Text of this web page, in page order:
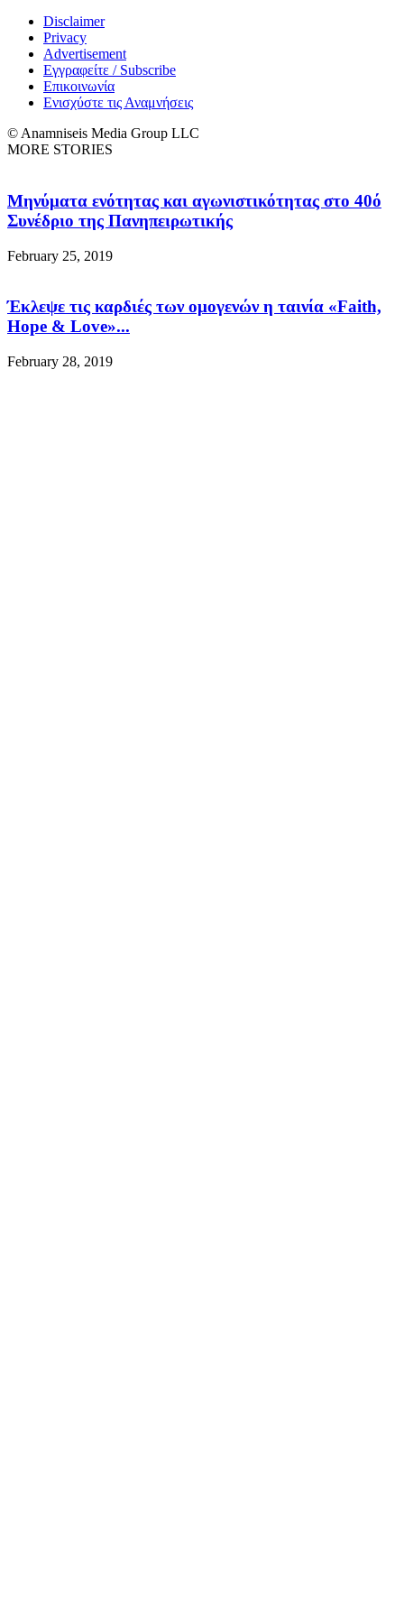
Disclaimer
Privacy
Advertisement
Εγγραφείτε / Subscribe
Επικοινωνία
Ενισχύστε τις Αναμνήσεις
© Anamniseis Media Group LLC
MORE STORIES
Μηνύματα ενότητας και αγωνιστικότητας στο 40ό
Συνέδριο της Πανηπειρωτικής
February 25, 2019
Έκλεψε τις καρδιές των ομογενών η ταινία «Faith,
Hope & Love»...
February 28, 2019